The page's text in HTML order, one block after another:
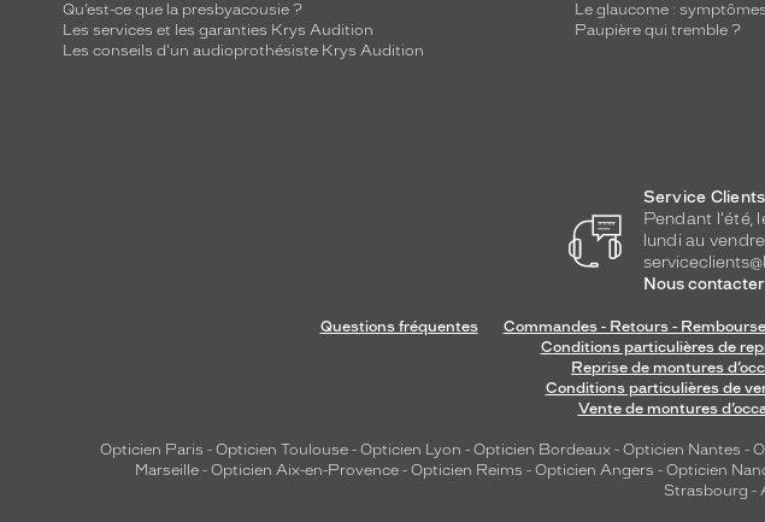
Qu’est-ce que la presbyacousie ?
Les services et les garanties Krys Audition
Les conseils d'un audioprothésiste Krys Audition
Le glaucome :
Paupière qui tremble ?
Service
Pendant l'été,
lundi au
Nous contacter
Questions fréquentes Commandes - Retours -
Conditions particulières de
Reprise de montures
Conditions particulières de
Vente de montures
Opticien Paris - Opticien Toulouse - Opticien Lyon - Opticien Bordeaux - Opticien Nantes -
Marseille - Opticien Aix-en-Provence - Opticien Reims - Opticien Angers - Opticien
Strasbourg -